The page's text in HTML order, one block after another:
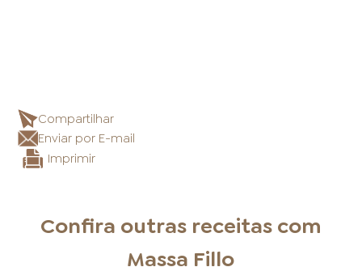
Compartilhar
Enviar por E-mail
Imprimir
Confira outras receitas com
Massa Fillo